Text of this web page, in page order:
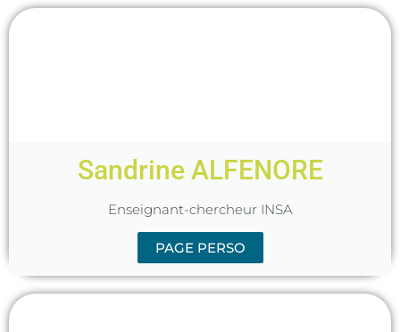
Sandrine ALFENORE
Enseignant-chercheur INSA
PAGE PERSO